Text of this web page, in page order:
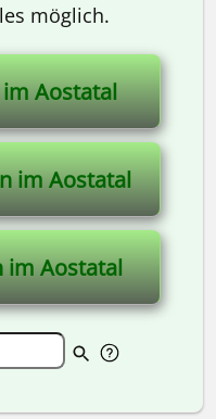
möglich.
Aostatal
im Aostatal
im Aostatal